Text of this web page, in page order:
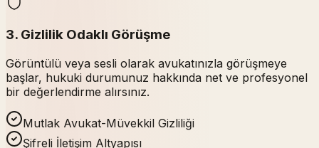
3. Gizlilik Odaklı Görüşme
Görüntülü veya sesli olarak avukatınızla görüşmeye
başlar, hukuki durumunuz hakkında net ve profesyonel
bir değerlendirme alırsınız.
Mutlak Avukat-Müvekkil Gizliliği
Şifreli İletişim Altyapısı